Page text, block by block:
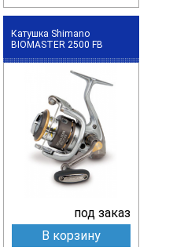
Катушка Shimano
BIOMASTER 2500 FB
под заказ
В корзину